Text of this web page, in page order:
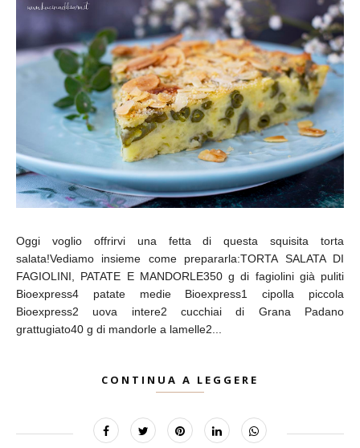
Oggi voglio offrirvi una fetta di questa squisita torta
salata!Vediamo insieme come prepararla:TORTA SALATA DI
FAGIOLINI, PATATE E MANDORLE350 g di fagiolini già puliti
Bioexpress4 patate medie Bioexpress1 cipolla piccola
Bioexpress2 uova intere2 cucchiai di Grana Padano
grattugiato40 g di mandorle a lamelle2...
CONTINUA A LEGGERE